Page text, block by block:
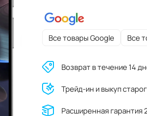
Все товары Google Все
Возврат в течение 14
Трейд-ин и выкуп
Расширенная гарантия